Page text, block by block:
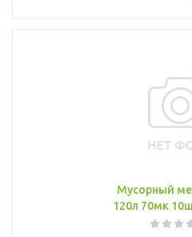
Мусорный
120л 70мк